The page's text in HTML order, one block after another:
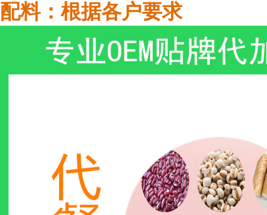
配料：根据各户要求